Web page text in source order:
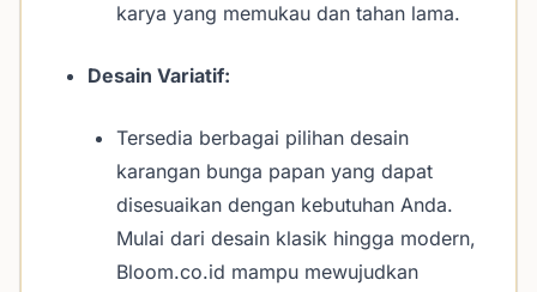
karya yang memukau dan tahan lama.
Desain Variatif:
Tersedia berbagai pilihan desain
karangan bunga papan yang dapat
disesuaikan dengan kebutuhan Anda.
Mulai dari desain klasik hingga modern,
Bloom.co.id mampu mewujudkan